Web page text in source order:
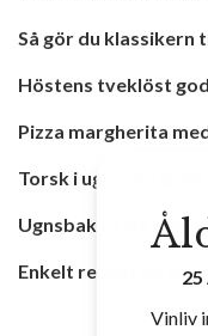
Så gör du
Höstens tveklöst
Pizza margherita
Torsk i ugn med
Ugnsbakad lax med
Enkelt recept på
25
Vinliv